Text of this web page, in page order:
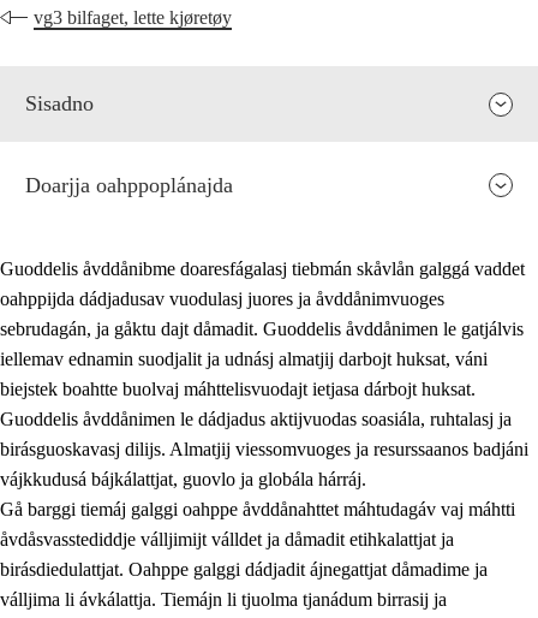
vg3 bilfaget, lette kjøretøy
Sisadno
2. Prinsihpa oahppama, åvddånahttema ja ávddama hárráj
2.1 Sosiála oahppam ja åvddånibme
2.2 Máhtudahka fágáj hárráj
Doarjja oahppoplánajda
Guoddelis åvddånibme doaresfágalasj tiebmán skåvlån galggá vaddet
oahppijda dádjadusav vuodulasj juores ja åvddånimvuoges
sebrudagán, ja gåktu dajt dåmadit. Guoddelis åvddånimen le gatjálvis
iellemav ednamin suodjalit ja udnásj almatjij darbojt huksat, váni
biejstek boahtte buolvaj máhttelisvuodajt ietjasa dárbojt huksat.
Guoddelis åvddånimen le dádjadus aktijvuodas soasiála, ruhtalasj ja
birásguoskavasj dilijs. Almatjij viessomvuoges ja resurssaanos badjáni
vájkkudusá bájkálattjat, guovlo ja globála hárráj.
Gå barggi tiemáj galggi oahppe åvddånahttet máhtudagáv vaj máhtti
åvdåsvasstediddje válljimijt válldet ja dåmadit etihkalattjat ja
birásdiedulattjat. Oahppe galggi dádjadit ájnegattjat dåmadime ja
válljima li ávkálattja. Tiemájn li tjuolma tjanádum birrasij ja